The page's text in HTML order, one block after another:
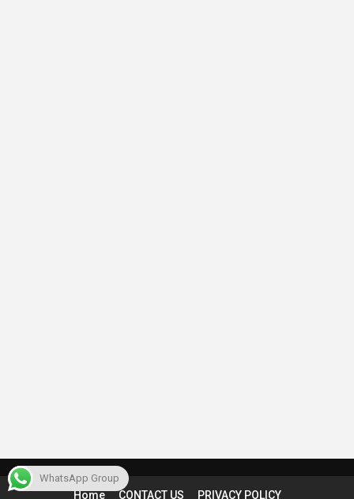
Home CONTACT US PRIVACY POLICY
WhatsApp Group